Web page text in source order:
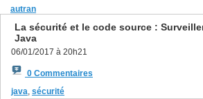
autran
La sécurité et le code source :
Java
06/01/2017 à 20h21
0 Commentaires
java, sécurité